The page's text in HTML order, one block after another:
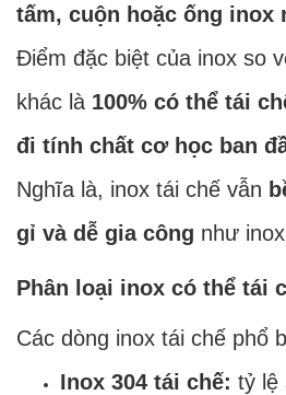
tấm, cuộn hoặc ống inox
Điểm đặc biệt của inox so
khác là 100% có thể tái
đi tính chất cơ học ban
Nghĩa là, inox tái chế vẫn
gỉ và dễ gia công như
Phân loại inox có thể tái
Các dòng inox tái chế phổ
Inox 304 tái chế: tỷ lệ